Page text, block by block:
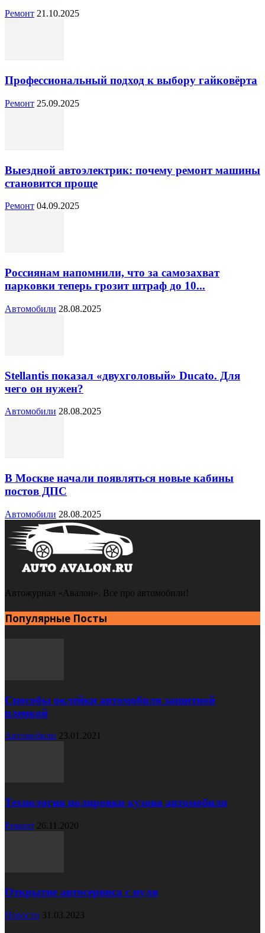
Ремонт 21.10.2025
Профессиональный подход к выбору гайковёрта
Ремонт 25.09.2025
Выездной автоэлектрик: почему ремонт машины
становится проще
Ремонт 04.09.2025
Россиянам напомнили, что за самозахват
парковки теперь грозит штраф до 10...
Автомобили 28.08.2025
Stellantis показал «двухголовый» Ducato. Для
чего он нужен?
Автомобили 28.08.2025
В Москве начали появляться новые кабины
постов ДПС
Автомобили 28.08.2025
Автожурнал «Авалон». Все про автомобили!
Популярные Посты
Способы оклейки автомобиля защитной
пленкой
Автомобили 23.01.2021
Технология полировки кузова автомобиля
Ремонт 26.11.2020
Открытие автосервиса с нуля
Новости 31.03.2023